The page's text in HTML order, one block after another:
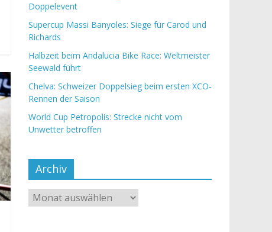
Doppelevent
Supercup Massi Banyoles: Siege für Carod und
Richards
Halbzeit beim Andalucia Bike Race: Weltmeister
Seewald führt
Chelva: Schweizer Doppelsieg beim ersten XCO-
Rennen der Saison
World Cup Petropolis: Strecke nicht vom
Unwetter betroffen
Archiv